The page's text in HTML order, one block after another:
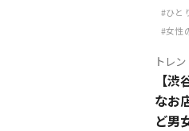
ひと
女性
トレ
【
なお
ど男